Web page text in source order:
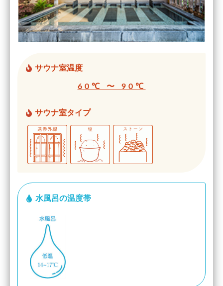
サウナ室温度
60℃ 〜 90℃
サウナ室タイプ
水風呂の温度帯